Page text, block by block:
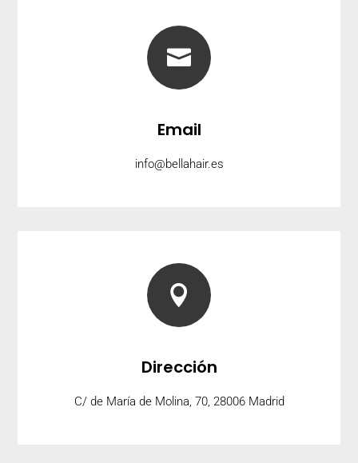

Email
info@bellahair.es

Dirección
C/ de María de Molina, 70, 28006 Madrid